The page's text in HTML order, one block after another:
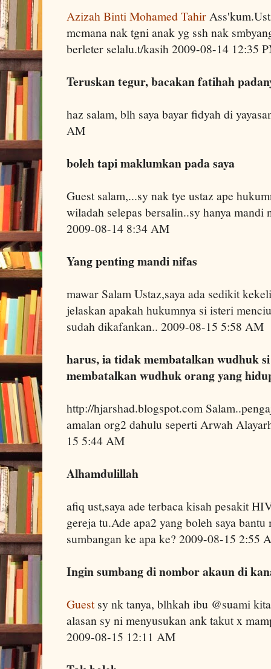
Azizah Binti Mohamed Tahir
mcmana nak tgni anak yg ssh nak
berleter selalu.t/kasih 2009-08-14 12:35
Teruskan tegur, bacakan fatihah
haz salam, blh saya bayar fidyah di
AM
boleh tapi maklumkan pada saya
Guest salam,...sy nak tye ustaz ape
wiladah selepas bersalin..sy hanya mandi
2009-08-14 8:34 AM
Yang penting mandi nifas
mawar Salam Ustaz,saya ada sedikit
jelaskan apakah hukumnya si isteri
sudah dikafankan.. 2009-08-15 5:58 AM
harus, ia tidak membatalkan wudhuk
membatalkan wudhuk orang yang
http://hjarshad.blogspot.com
amalan org2 dahulu seperti Arwah
15 5:44 AM
Alhamdulillah
afiq ust,saya ade terbaca kisah pesakit
gereja tu.Ade apa2 yang boleh saya
sumbangan ke apa ke? 2009-08-15 2:55
Ingin sumbang di nombor akaun di
Guestsy nk tanya, blhkah ibu @suami
alasan sy ni menyusukan ank takut x
2009-08-15 12:11 AM